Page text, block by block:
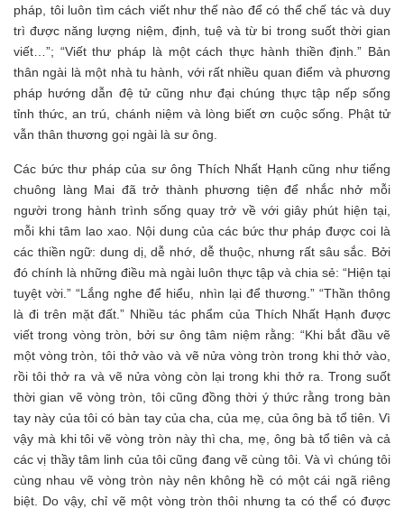
pháp, tôi luôn tìm cách viết như thế nào để có thể chế tác và duy
trì được năng lượng niệm, định, tuệ và từ bi trong suốt thời gian
viết…”; “Viết thư pháp là một cách thực hành thiền định.” Bản
thân ngài là một nhà tu hành, với rất nhiều quan điểm và phương
pháp hướng dẫn đệ tử cũng như đại chúng thực tập nếp sống
tỉnh thức, an trú, chánh niệm và lòng biết ơn cuộc sống. Phật tử
vẫn thân thương gọi ngài là sư ông.
Các bức thư pháp của sư ông Thích Nhất Hạnh cũng như tiếng
chuông làng Mai đã trở thành phương tiện để nhắc nhở mỗi
người trong hành trình sống quay trở về với giây phút hiện tại,
mỗi khi tâm lao xao. Nội dung của các bức thư pháp được coi là
các thiền ngữ: dung dị, dễ nhớ, dễ thuộc, nhưng rất sâu sắc. Bởi
đó chính là những điều mà ngài luôn thực tập và chia sẻ: “Hiện tại
tuyệt vời.” “Lắng nghe để hiểu, nhìn lại để thương.” “Thần thông
là đi trên mặt đất.” Nhiều tác phẩm của Thích Nhất Hạnh được
viết trong vòng tròn, bởi sư ông tâm niệm rằng: “Khi bắt đầu vẽ
một vòng tròn, tôi thở vào và vẽ nửa vòng tròn trong khi thở vào,
rồi tôi thở ra và vẽ nửa vòng còn lại trong khi thở ra. Trong suốt
thời gian vẽ vòng tròn, tôi cũng đồng thời ý thức rằng trong bàn
tay này của tôi có bàn tay của cha, của mẹ, của ông bà tổ tiên. Vì
vậy mà khi tôi vẽ vòng tròn này thì cha, mẹ, ông bà tổ tiên và cả
các vị thầy tâm linh của tôi cũng đang vẽ cùng tôi. Và vì chúng tôi
cùng nhau vẽ vòng tròn này nên không hề có một cái ngã riêng
biệt. Do vậy, chỉ vẽ một vòng tròn thôi nhưng ta có thể có được